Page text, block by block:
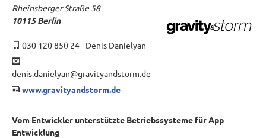
Rheinsberger Straße 58
10115Berlin
030 120 850 24- Denis Danielyan
denis.danielyan@gravityandstorm.de
www.gravityandstorm.de
Vom Entwickler unterstützte Betriebssysteme für App
Entwicklung